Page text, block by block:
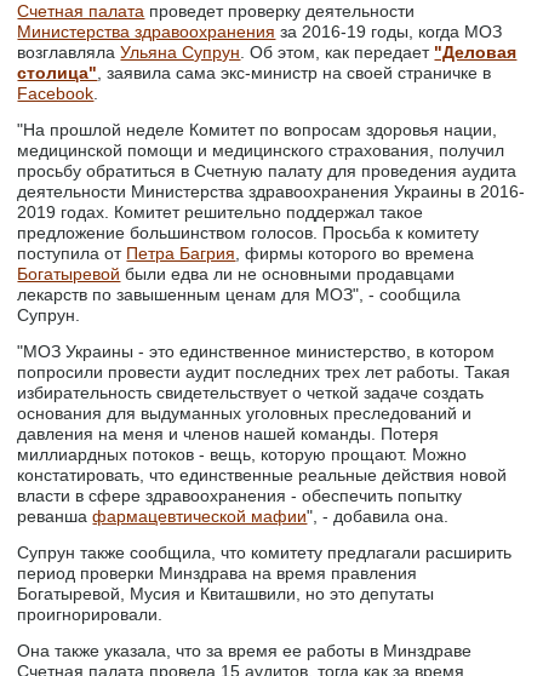
Счетная палата проведет проверку деятельности
Министерства здравоохранения за 2016-19 годы, когда МОЗ
возглавлялаУльяна Супрун. Об этом, как передает "Деловая
столица", заявила сама экс-министр на своей страничке в
Facebook.
"На прошлой неделе Комитет по вопросам здоровья нации,
медицинской помощи и медицинского страхования, получил
просьбу обратиться в Счетную палату для проведения аудита
деятельности Министерства здравоохранения Украины в 2016-
2019 годах. Комитет решительно поддержал такое
предложение большинством голосов. Просьба к комитету
поступила от Петра Багрия, фирмы которого во времена
Богатыревой были едва ли не основными продавцами
лекарств по завышенным ценам для МОЗ", - сообщила
Супрун.
"МОЗ Украины - это единственное министерство, в котором
попросили провести аудит последних трех лет работы. Такая
избирательность свидетельствует о четкой задаче создать
основания для выдуманных уголовных преследований и
давления на меня и членов нашей команды. Потеря
миллиардных потоков - вещь, которую прощают. Можно
констатировать, что единственные реальные действия новой
власти в сфере здравоохранения - обеспечить попытку
реваншафармацевтической мафии", - добавила она.
Супрун также сообщила, что комитету предлагали расширить
период проверки Минздрава на время правления
Богатыревой, Мусия и Квиташвили, но это депутаты
проигнорировали.
Она также указала, что за время ее работы в Минздраве
Счетная палата провела 15 аудитов, тогда как за время